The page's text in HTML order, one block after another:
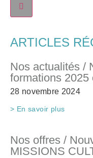
ARTICLES
Nos actualités /
formations 2025
28 novembre 2024
> En savoir plus
Nos offres /
MISSIONS